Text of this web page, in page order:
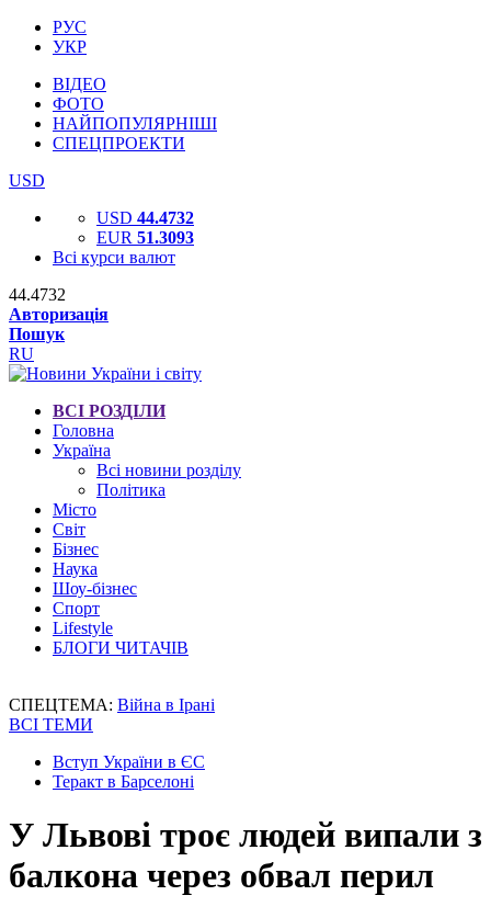
РУС
УКР
ВІДЕО
ФОТО
НАЙПОПУЛЯРНІШІ
СПЕЦПРОЕКТИ
USD
USD 44.4732
EUR 51.3093
Всі курси валют
44.4732
Авторизація
Пошук
RU
ВСІ РОЗДІЛИ
Головна
Україна
Всі новини розділу
Політика
Місто
Світ
Бізнес
Наука
Шоу-бізнес
Спорт
Lifestyle
БЛОГИ ЧИТАЧІВ
СПЕЦТЕМА: Війна в Ірані
ВСІ ТЕМИ
Вступ України в ЄС
Теракт в Барселоні
У Львові троє людей випали з
балкона через обвал перил